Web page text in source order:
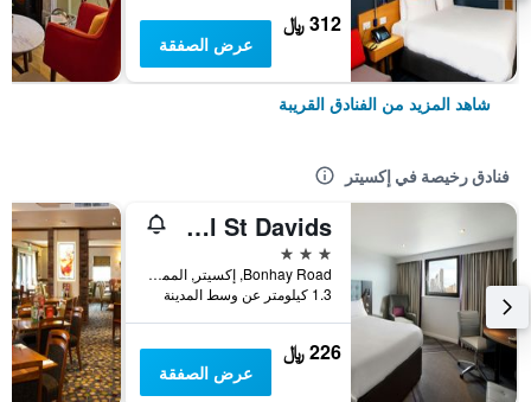
312 ﷼
عرض الصفقة
شاهد المزيد من الفنادق القريبة
فنادق رخيصة في إكسيتر
Premier Inn Exeter Central St Davids
3 نجوم
Bonhay Road, إكسيتر, المملكة المتحدة
1.3 كيلومتر عن وسط المدينة
226 ﷼
عرض الصفقة